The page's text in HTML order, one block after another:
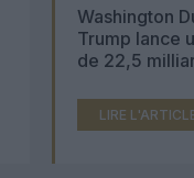
Washington
Trump lance
de 22,5
LIRE